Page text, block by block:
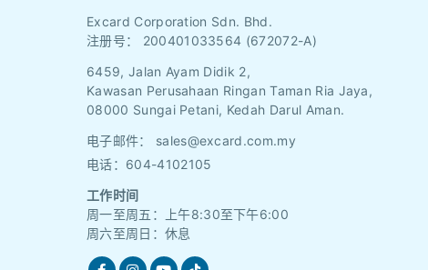
Excard Corporation Sdn. Bhd.
注册号： 200401033564 (672072-A)
6459, Jalan Ayam Didik 2,
Kawasan Perusahaan Ringan Taman Ria Jaya,
08000 Sungai Petani, Kedah Darul Aman.
电子邮件： sales@excard.com.my
电话：604-4102105
工作时间
周一至周五：上午8:30至下午6:00
周六至周日：休息